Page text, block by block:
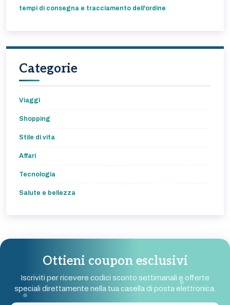
tempi di consegna e tracciamento dell'ordine
Categorie
Viaggi
Shopping
Stile di vita
Affari
Tecnologia
Salute e bellezza
Ottieni coupon esclusivi
Iscriviti per ricevere codici sconto settimanali e offerte
speciali direttamente nella tua casella di posta elettronica.